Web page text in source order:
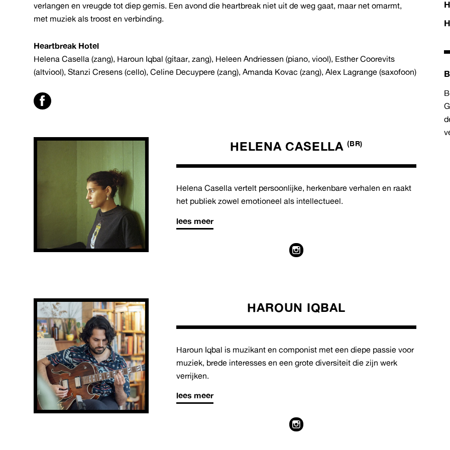
verlangen en vreugde tot diep gemis. Een avond die heartbreak niet uit de weg gaat, maar net omarmt,
met muziek als troost en verbinding.
Heartbreak Hotel
Helena Casella (zang), Haroun Iqbal (gitaar, zang), Heleen Andriessen (piano, viool), Esther Coorevits
(altviool), Stanzi Cresens (cello), Celine Decuypere (zang), Amanda Kovac (zang), Alex Lagrange (saxofoon)
HELENA CASELLA (BR)
Helena Casella vertelt persoonlijke, herkenbare verhalen en raakt
het publiek zowel emotioneel als intellectueel.
lees meer
HAROUN IQBAL
Haroun Iqbal is muzikant en componist met een diepe passie voor
muziek, brede interesses en een grote diversiteit die zijn werk
verrijken.
lees meer